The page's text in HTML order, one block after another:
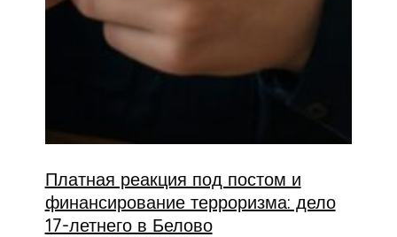
Платная реакция под постом и
финансирование терроризма: дело
17-летнего в Белово